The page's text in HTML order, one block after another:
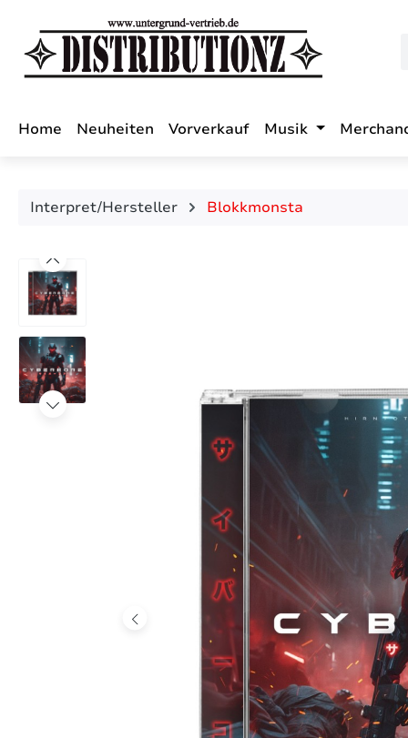
Hauptinhalt springen
Zur Suche springen
Zur Hauptnavigation springen
Home Neuheiten Vorverkauf Musik
Interpret/Hersteller Blokkmonsta
Bildergalerie überspringen